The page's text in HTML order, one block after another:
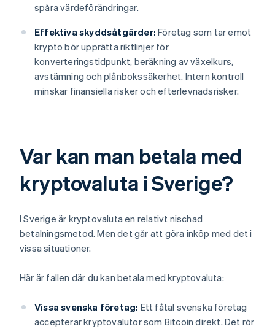
spåra värdeförändringar.
Effektiva skyddsåtgärder: Företag som tar emot
krypto bör upprätta riktlinjer för
konverteringstidpunkt, beräkning av växelkurs,
avstämning och plånbokssäkerhet. Intern kontroll
minskar finansiella risker och efterlevnadsrisker.
Var kan man betala med
kryptovaluta i Sverige?
I Sverige är kryptovaluta en relativt nischad
betalningsmetod. Men det går att göra inköp med det i
vissa situationer.
Här är fallen där du kan betala med kryptovaluta:
Vissa svenska företag: Ett fåtal svenska företag
accepterar kryptovalutor som Bitcoin direkt. Det rör